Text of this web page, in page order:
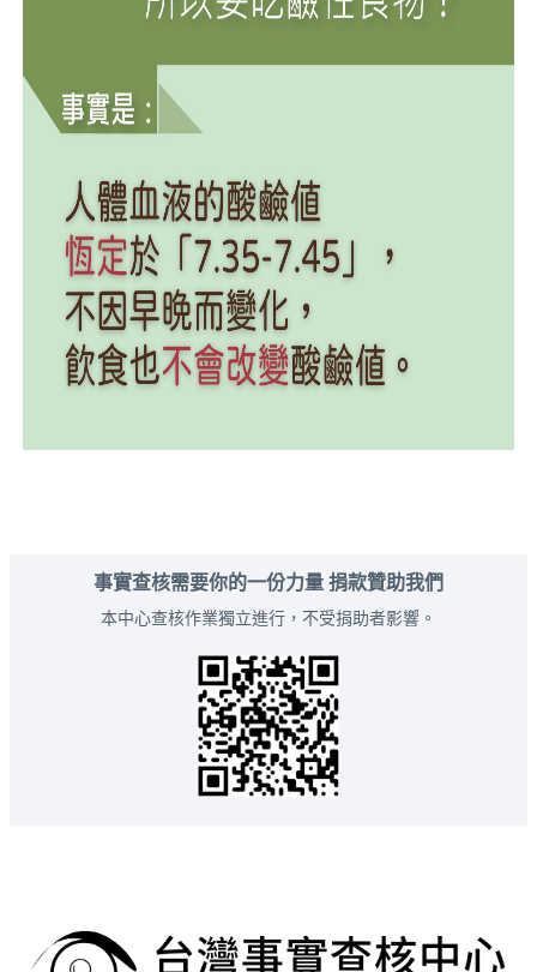
事實查核需要你的一份力量 捐款贊助我們
本中心查核作業獨立進行，不受捐助者影響。